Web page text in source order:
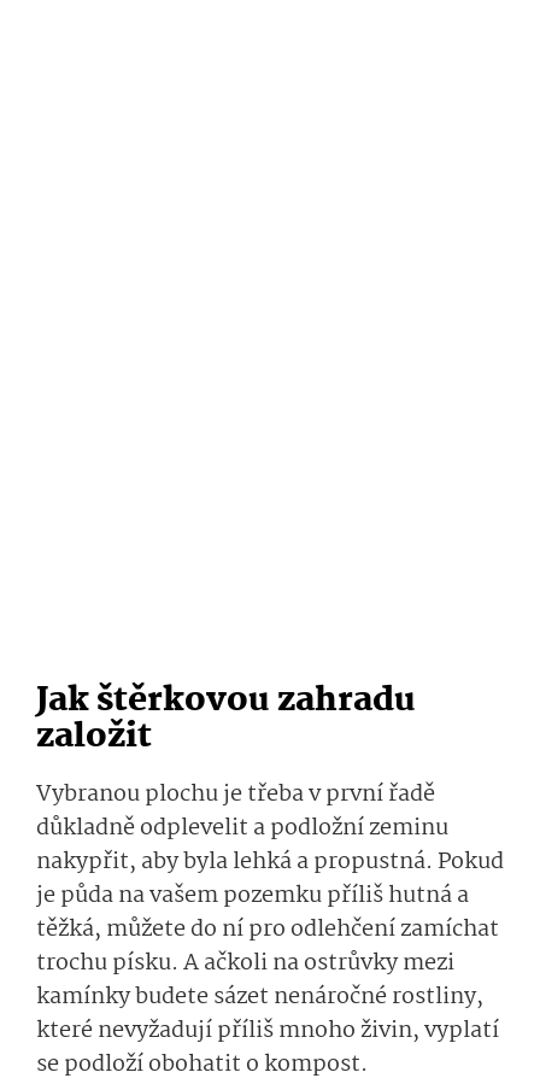
Jak štěrkovou zahradu
založit
Vybranou plochu je třeba v první řadě
důkladně odplevelit a podložní zeminu
nakypřit, aby byla lehká a propustná. Pokud
je půda na vašem pozemku příliš hutná a
těžká, můžete do ní pro odlehčení zamíchat
trochu písku. A ačkoli na ostrůvky mezi
kamínky budete sázet nenáročné rostliny,
které nevyžadují příliš mnoho živin, vyplatí
se podloží obohatit o kompost.